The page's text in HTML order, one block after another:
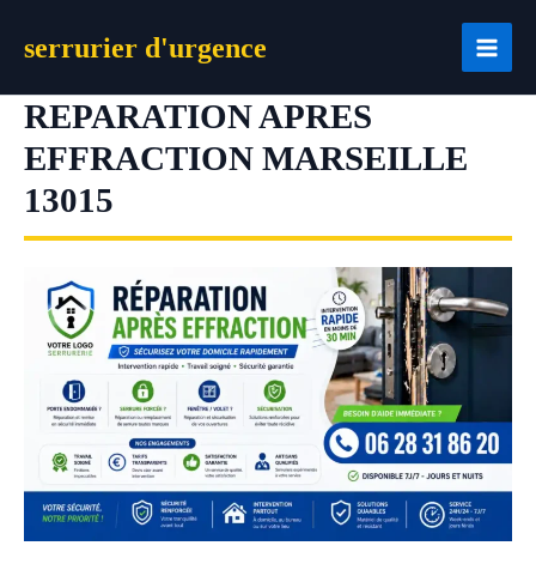
serrurier d'urgence
REPARATION APRES
EFFRACTION MARSEILLE
13015